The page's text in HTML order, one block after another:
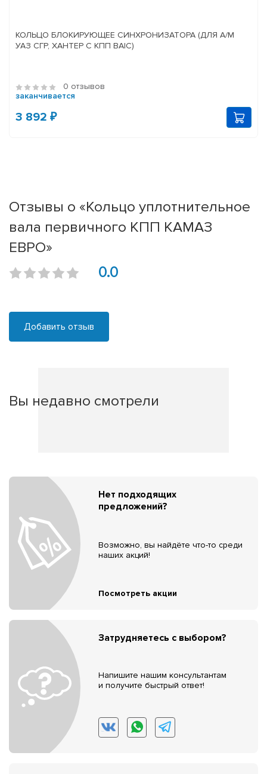
КОЛЬЦО БЛОКИРУЮЩЕЕ СИНХРОНИЗАТОРА (ДЛЯ А/М
УАЗ СГР, ХАНТЕР С КПП BAIC)
0 отзывов
заканчивается
3 892 ₽
Отзывы о «Кольцо уплотнительное
вала первичного КПП КАМАЗ
ЕВРО»
0.0
Добавить отзыв
Вы недавно смотрели
Нет подходящих
предложений?
Возможно, вы найдёте что-то среди
наших акций!
Посмотреть акции
Затрудняетесь с выбором?
Напишите нашим консультантам
и получите быстрый ответ!